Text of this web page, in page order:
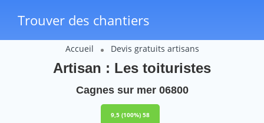
Trouver des chantiers
Accueil Devis gratuits artisans
Artisan : Les toituristes
Cagnes sur mer 06800
9,5 (100%) 58